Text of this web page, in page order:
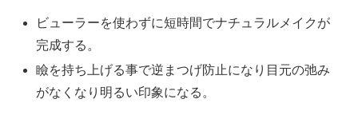
ビューラーを使わずに短時間でナチュラルメイクが
完成する。
瞼を持ち上げる事で逆まつげ防止になり目元の弛み
がなくなり明るい印象になる。